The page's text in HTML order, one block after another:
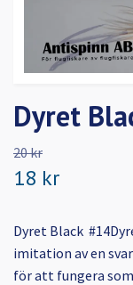
Dyret
20 kr
18 kr
Dyret Black
imitation av en
för att fungera